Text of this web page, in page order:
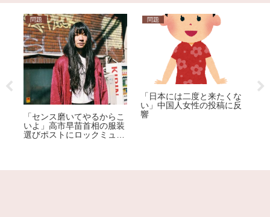
問題
「センス磨いてやるからこ
いよ」高市早苗首相の服装
選びポストにロックミュー
「日本には二度と来たくな
い」中国人女性の投稿に反